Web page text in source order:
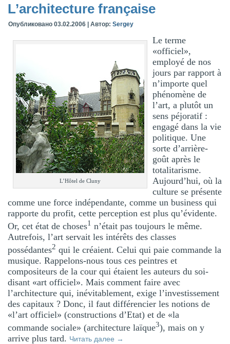
L’architecture française
Опубликовано 03.02.2006 |Автор: Sergey
L’Hôtel de Cluny
Le terme
«officiel»,
employé de nos
jours par rapport à
n’importe quel
phénomène de
l’art, a plutôt un
sens péjoratif :
engagé dans la vie
politique. Une
sorte d’arrière-
goût après le
totalitarisme.
Aujourd’hui, où la
culture se présente
comme une force indépendante, comme un business qui
rapporte du profit, cette perception est plus qu’évidente.
Or, cet état de choses1 n’était pas toujours le même.
Autrefois, l’art servait les intérêts des classes
possédantes2 qui le créaient. Celui qui paie commande la
musique. Rappelons-nous tous ces peintres et
compositeurs de la cour qui étaient les auteurs du soi-
disant «art officiel». Mais comment faire avec
l’architecture qui, inévitablement, exige l’investissement
des capitaux ? Donc, il faut différencier les notions de
«l’art officiel» (constructions d’Etat) et de «la
commande sociale» (architecture laïque3), mais on y
arrive plus tard. Читать далее →